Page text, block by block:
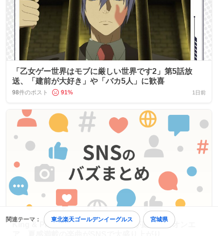
関連テーマ： 東北楽天ゴールデンイーグルス 宮城県
「乙女ゲー世界はモブに厳しい世界です2」第5話放
送、「建前が大好き」や「バカ5人」に歓喜
98件のポスト 91% 1日前
King & Prince『僕らのバカンス』が庭ラジでオンエ